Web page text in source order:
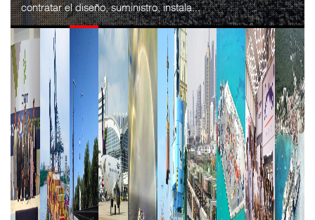
Volaris anunció una nueva ru...